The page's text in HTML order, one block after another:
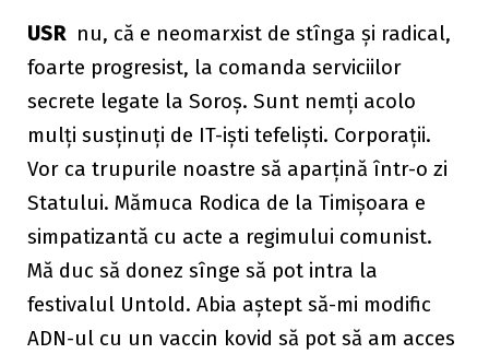
USRnu, că e neomarxist de stînga și radical,
foarte progresist, la comanda serviciilor
secrete legate la Soroș. Sunt nemți acolo
mulți susținuți de IT-iști tefeliști. Corporații.
Vor ca trupurile noastre să aparțină într-o zi
Statului. Mămuca Rodica de la Timișoara e
simpatizantă cu acte a regimului comunist.
Mă duc să donez sînge să pot intra la
festivalul Untold. Abia aștept să-mi modific
ADN-ul cu un vaccin kovid să pot să am acces